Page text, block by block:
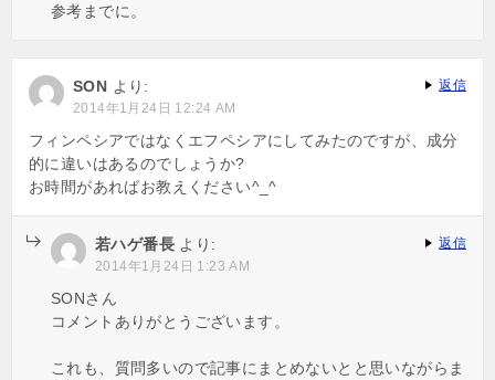
参考までに。
SON より:
2014年1月24日 12:24 AM
フィンペシアではなくエフペシアにしてみたのですが、成分
的に違いはあるのでしょうか?
お時間があればお教えください^_^
返信
若ハゲ番長 より:
2014年1月24日 1:23 AM
SONさん
コメントありがとうございます。
これも、質問多いので記事にまとめないとと思いながらま
返信